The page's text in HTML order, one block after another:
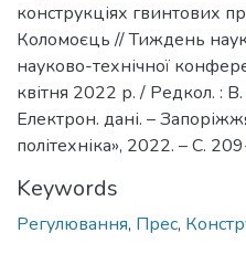
конструкціях гвинтових
Коломоєць // Тиждень
науково-технічної
квітня 2022 р. / Редкол. :
Електрон. дані. –
політехніка», 2022. – С.
Keywords
Регулювання, Прес,